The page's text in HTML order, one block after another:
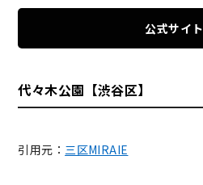
公式サイト
代々木公園【渋谷区】
引用元：三区MIRAIE